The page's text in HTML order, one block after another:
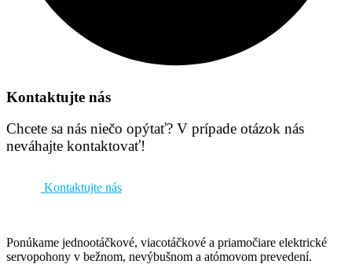
Kontaktujte nás
Chcete sa nás niečo opýtať? V prípade otázok nás
neváhajte kontaktovať!
Kontaktujte nás
Ponúkame jednootáčkové, viacotáčkové a priamočiare elektrické
servopohony v bežnom, nevýbušnom a atómovom prevedení.